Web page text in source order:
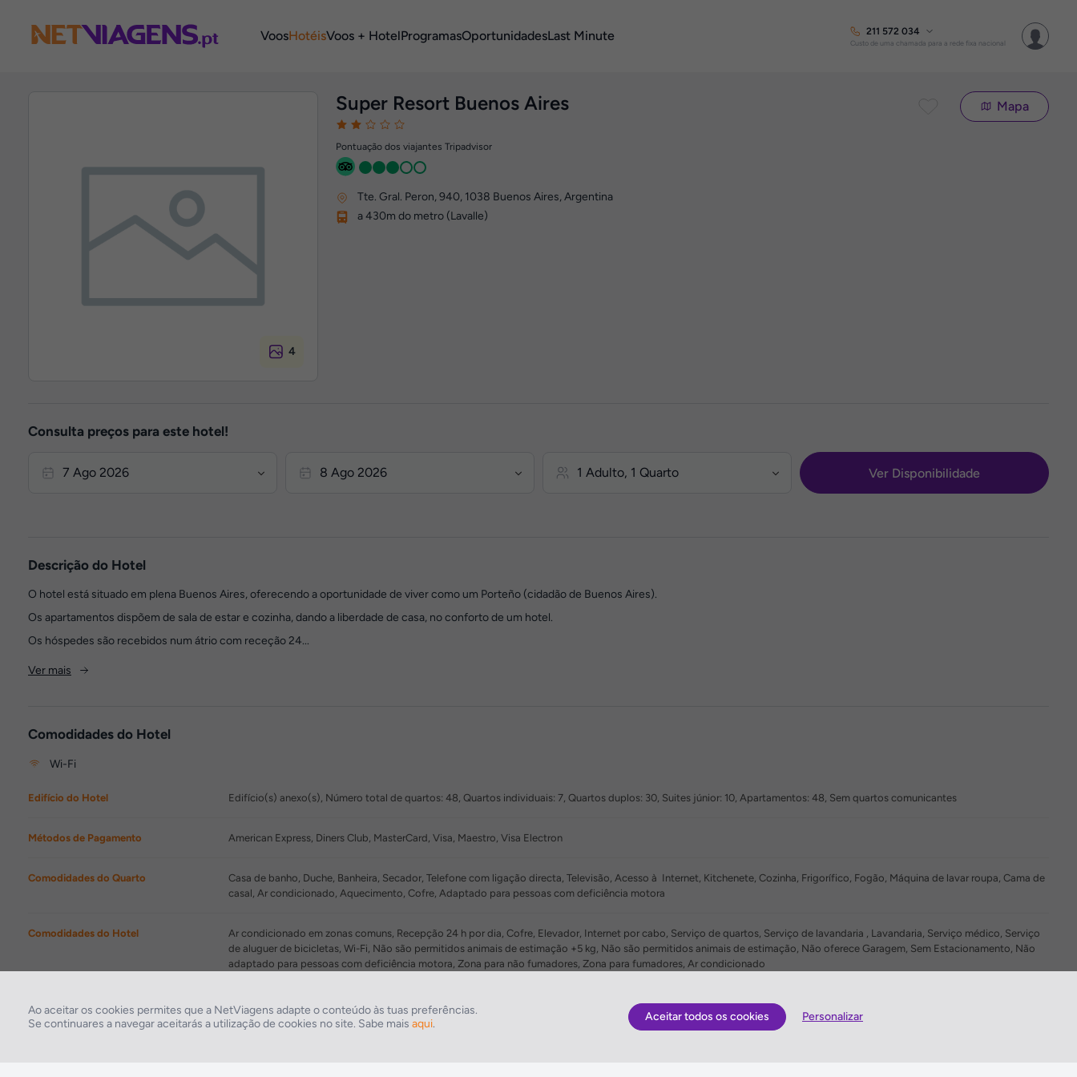
VoosHotéisVoos + HotelProgramasOportunidadesLast Minute 211 572 034
Custo de uma chamada para a rede fixa nacional
4
Super Resort Buenos Aires
Pontuação dos viajantes Tripadvisor
Mapa
Tte. Gral. Peron, 940, 1038 Buenos Aires, Argentina
a 430m do metro (Lavalle)
Consulta preços para este hotel!
Ver Disponibilidade
Descrição do Hotel
O hotel está situado em plena Buenos Aires, oferecendo a oportunidade de viver como um Porteño (cidadão de Buenos Aires).
Os apartamentos dispõem de sala de estar e cozinha, dando a liberdade de casa, no conforto de um hotel.
Os hóspedes são recebidos num átrio com receção 24...
Ver mais
Comodidades do Hotel
Wi-Fi
Edifício do Hotel Edifício(s) anexo(s), Número total de quartos: 48, Quartos individuais: 7, Quartos duplos: 30, Suites júnior: 10, Apartamentos: 48, Sem quartos comunicantes
Métodos de Pagamento American Express, Diners Club, MasterCard, Visa, Maestro, Visa Electron
Comodidades do Quarto
Casa de banho, Duche, Banheira, Secador, Telefone com ligação directa, Televisão, Acesso à Internet, Kitchenete, Cozinha, Frigorífico, Fogão, Máquina de lavar roupa, Cama de
casal, Ar condicionado, Aquecimento, Cofre, Adaptado para pessoas com deficiência motora
Comodidades do Hotel
Ar condicionado em zonas comuns, Recepção 24 h por dia, Cofre, Elevador, Internet por cabo, Serviço de quartos, Serviço de lavandaria , Lavandaria, Serviço médico, Serviço
de aluguer de bicicletas, Wi-Fi, Não são permitidos animais de estimação +5 kg, Não são permitidos animais de estimação, Não oferece Garagem, Sem Estacionamento, Não
adaptado para pessoas com deficiência motora, Zona para não fumadores, Zona para fumadores, Ar condicionado
Restaurantes/Bares Restaurante
Ao aceitar os cookies permites que a NetViagens adapte o conteúdo às tuas preferências.
Se continuares a navegar aceitarás a utilização de cookies no site. Sabe mais aqui.
Aceitar todos os cookies Personalizar